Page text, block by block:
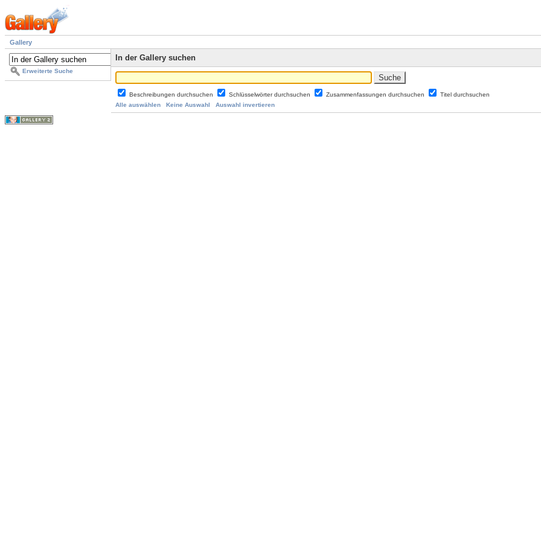
Gallery
Erweiterte Suche
In der Gallery suchen
Beschreibungen durchsuchen Schlüsselwörter durchsuchen Zusammenfassungen durchsuchen
Titel durchsuchen
Alle auswählen
Keine Auswahl Auswahl invertieren